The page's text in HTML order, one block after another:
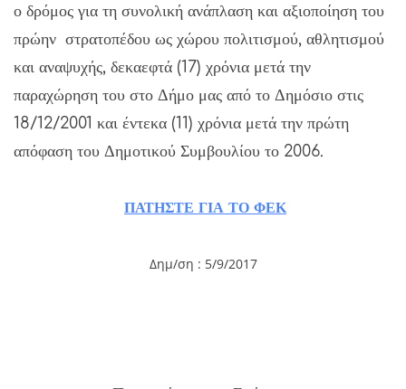
ο δρόμος για τη συνολική ανάπλαση και αξιοποίηση του
πρώην στρατοπέδου ως χώρου πολιτισμού, αθλητισμού
και αναψυχής, δεκαεφτά (17) χρόνια μετά την
παραχώρηση του στο Δήμο μας από το Δημόσιο στις
18/12/2001 και έντεκα (11) χρόνια μετά την πρώτη
απόφαση του Δημοτικού Συμβουλίου το 2006.
ΠΑΤΗΣΤΕ ΓΙΑ ΤΟ ΦΕΚ
Δημ/ση : 5/9/2017